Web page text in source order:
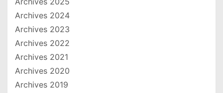
Archives 2024
Archives 2023
Archives 2022
Archives 2021
Archives 2020
Archives 2019